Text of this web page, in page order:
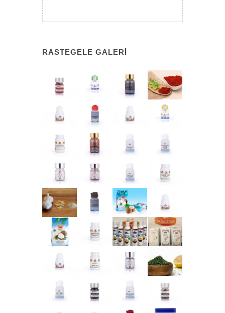
RASTEGELE GALERI